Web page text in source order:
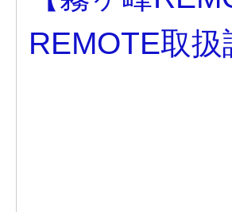
REMOTE取扱